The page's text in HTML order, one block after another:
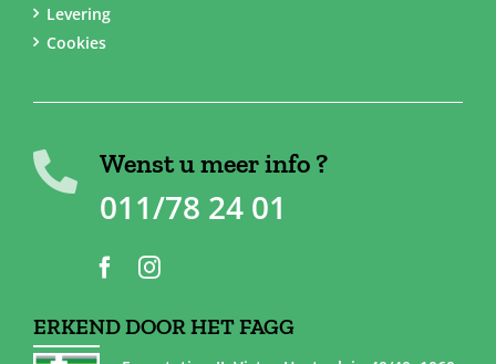
Levering
Cookies
Wenst u meer info ?
011/78 24 01
ERKEND DOOR HET FAGG